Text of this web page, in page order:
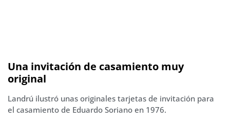
Una invitación de casamiento muy
original
Landrú ilustró unas originales tarjetas de invitación para
el casamiento de Eduardo Soriano en 1976.